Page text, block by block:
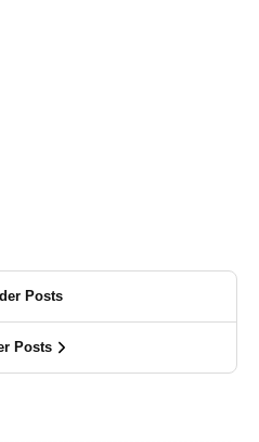
Posts
Posts